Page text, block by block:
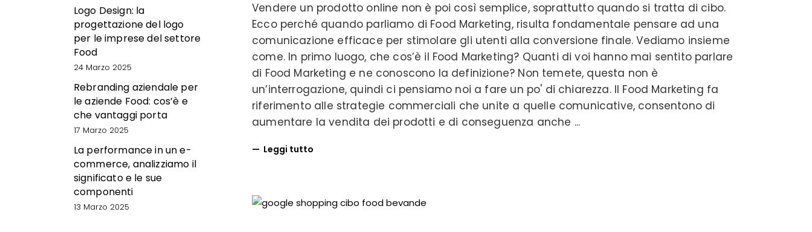
Vendere un prodotto online non è poi così semplice, soprattutto quando si tratta di cibo.
Ecco perché quando parliamo di Food Marketing, risulta fondamentale pensare ad una
comunicazione efficace per stimolare gli utenti alla conversione finale. Vediamo insieme
come. In primo luogo, che cos’è il Food Marketing? Quanti di voi hanno mai sentito parlare
di Food Marketing e ne conoscono la definizione? Non temete, questa non è
un’interrogazione, quindi ci pensiamo noi a fare un po' di chiarezza. Il Food Marketing fa
riferimento alle strategie commerciali che unite a quelle comunicative, consentono di
aumentare la vendita dei prodotti e di conseguenza anche
Leggi tutto
Logo Design: la
progettazione del logo
per le imprese del settore
Food
24 Marzo 2025
Rebranding aziendale per
le aziende Food: cos’è e
che vantaggi porta
17 Marzo 2025
La performance in un e-
commerce, analizziamo il
significato e le sue
componenti
13 Marzo 2025